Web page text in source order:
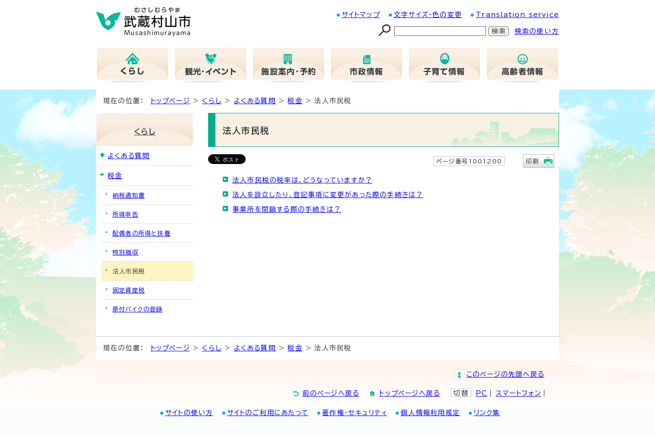
サイトマップ 文字サイズ・色の変更 Translation service
検索の使い方
現在の位置： トップページ > くらし > よくある質問 >税金 > 法人市民税
法人市民税
ページ番号1001200 印刷
法人市民税の税率は、どうなっていますか？
法人を設立したり、登記事項に変更があった際の手続きは？
事業所を閉鎖する際の手続きは？
くらし
よくある質問
税金
納税通知書
所得申告
配偶者の所得と扶養
特別徴収
法人市民税
固定資産税
原付バイクの登録
現在の位置： トップページ > くらし > よくある質問 >税金 > 法人市民税
このページの先頭へ戻る
前のページへ戻る トップページへ戻る 切替 PC スマートフォン
サイトの使い方 サイトのご利用にあたって 著作権・セキュリティ 個人情報利用規定 リンク集